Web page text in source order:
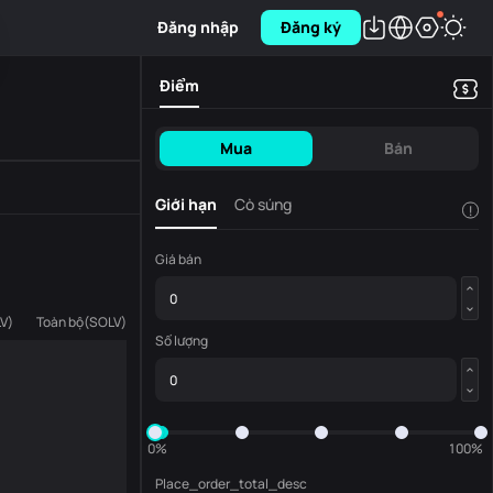
Đăng nhập Đăng ký
) Toàn bộ(SOLV)
Điểm
Mua Bán
Giới hạn Cò súng !
Giá bán
Số lượng
0%
100%
Place_order_total_desc